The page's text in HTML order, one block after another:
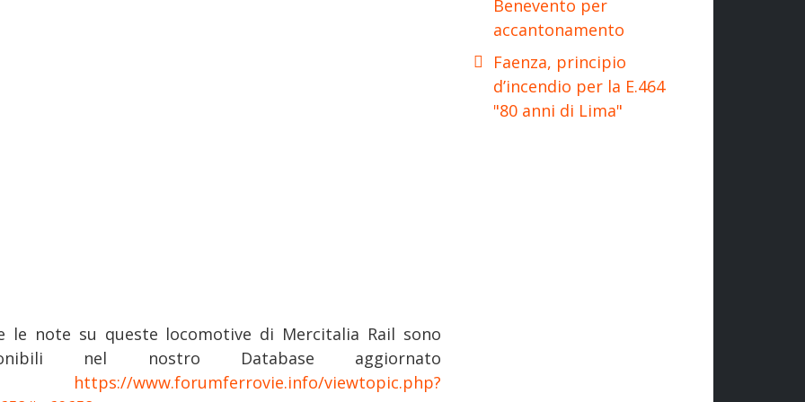
le note su queste locomotive di Mercitalia Rail sono
nel nostro Database aggiornato
https://www.forumferrovie.info/viewtopic.php?
Benevento per
accantonamento
Faenza, principio
d’incendio per la E.464
"80 anni di Lima"